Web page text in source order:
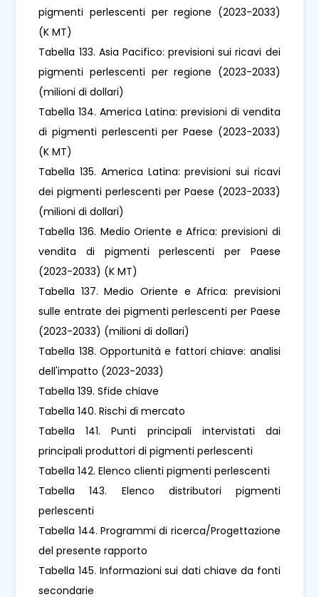
pigmenti perlescenti per regione (2023-2033)
(K MT)
Tabella 133. Asia Pacifico: previsioni sui ricavi dei
pigmenti perlescenti per regione (2023-2033)
(milioni di dollari)
Tabella 134. America Latina: previsioni di vendita
di pigmenti perlescenti per Paese (2023-2033)
(K MT)
Tabella 135. America Latina: previsioni sui ricavi
dei pigmenti perlescenti per Paese (2023-2033)
(milioni di dollari)
Tabella 136. Medio Oriente e Africa: previsioni di
vendita di pigmenti perlescenti per Paese
(2023-2033) (K MT)
Tabella 137. Medio Oriente e Africa: previsioni
sulle entrate dei pigmenti perlescenti per Paese
(2023-2033) (milioni di dollari)
Tabella 138. Opportunità e fattori chiave: analisi
dell'impatto (2023-2033)
Tabella 139. Sfide chiave
Tabella 140. Rischi di mercato
Tabella 141. Punti principali intervistati dai
principali produttori di pigmenti perlescenti
Tabella 142. Elenco clienti pigmenti perlescenti
Tabella 143. Elenco distributori pigmenti
perlescenti
Tabella 144. Programmi di ricerca/Progettazione
del presente rapporto
Tabella 145. Informazioni sui dati chiave da fonti
secondarie